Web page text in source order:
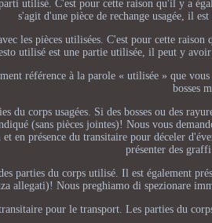
utilisé. C'est pour cette raison qu'il y a
s'agit d'une pièce de rechange usagée, il
les pièces utilisées. C'est pour cette
utilisé est une partie utilisée, il peut y
référence à la parole « utilisée » que
bosses
du corps usagées. Si des bosses ou des
(sans pièces jointes)! Nous vous
en présence du transitaire pour déceler
présenter des
parties du corps utilisé. Il est également
allegati)! Nous preghiamo di spezionare
pour le transport. Les parties du